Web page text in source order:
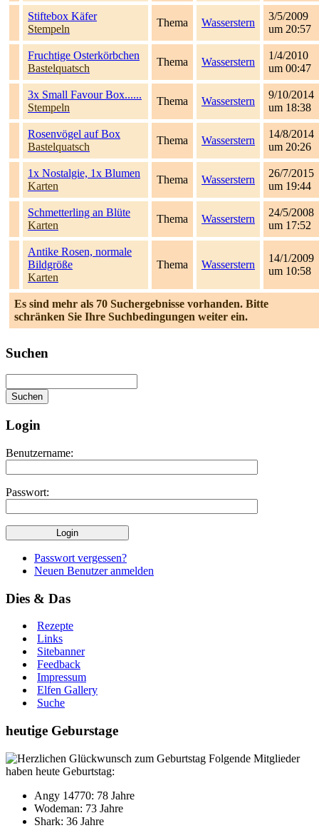
Stiftebox Käfer
Stempeln
Thema Wasserstern
3/5/2009
um 20:57
Fruchtige Osterkörbchen
Bastelquatsch
Thema Wasserstern
1/4/2010
um 00:47
3x Small Favour Box......
Stempeln
Thema Wasserstern
9/10/2014
um 18:38
Rosenvögel auf Box
Bastelquatsch
Thema Wasserstern
14/8/2014
um 20:26
1x Nostalgie, 1x Blumen
Karten
Thema Wasserstern
26/7/2015
um 19:44
Schmetterling an Blüte
Karten
Thema Wasserstern
24/5/2008
um 17:52
Antike Rosen, normale
Bildgröße
Karten
Thema Wasserstern
14/1/2009
um 10:58
Es sind mehr als 70 Suchergebnisse vorhanden. Bitte
schränken Sie Ihre Suchbedingungen weiter ein.
Suchen
Login
Benutzername:
Passwort:
Passwort vergessen?
Neuen Benutzer anmelden
Dies & Das
Rezepte
Links
Sitebanner
Feedback
Impressum
Elfen Gallery
Suche
heutige Geburstage
Folgende Mitglieder
haben heute Geburtstag:
Angy 14770: 78 Jahre
Wodeman: 73 Jahre
Shark: 36 Jahre